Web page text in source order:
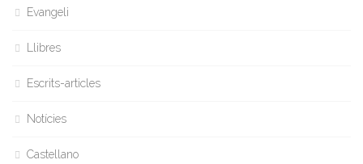
Evangeli
Llibres
Escrits-articles
Notícies
Castellano